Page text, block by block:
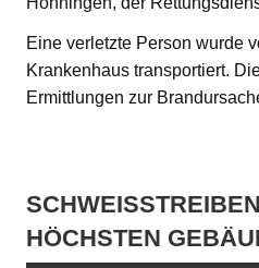
Eine verletzte Person wurde
Krankenhaus transportiert.
Ermittlungen zur
ÖCHSTEN